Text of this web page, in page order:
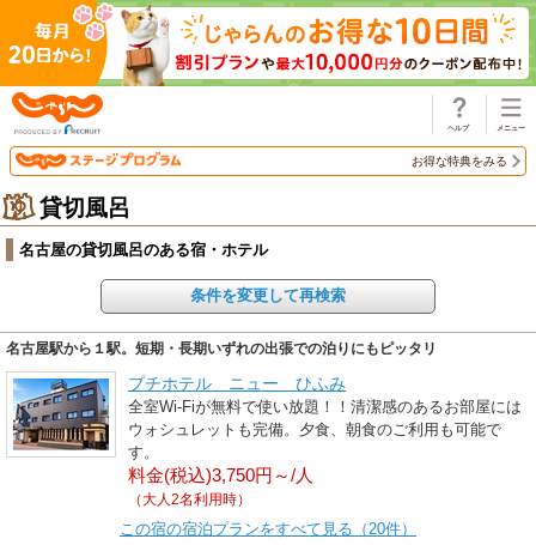
お得な特典をみる
貸切風呂
名古屋の貸切風呂のある宿・ホテル
条件を変更して再検索
名古屋駅から１駅。短期・長期いずれの出張での泊りにもピッタリ
プチホテル ニュー ひふみ
全室Wi-Fiが無料で使い放題！！清潔感のあるお部屋には
ウォシュレットも完備。夕食、朝食のご利用も可能で
す。
料金(税込)3,750円～/人
（大人2名利用時）
この宿の宿泊プランをすべて見る（20件）